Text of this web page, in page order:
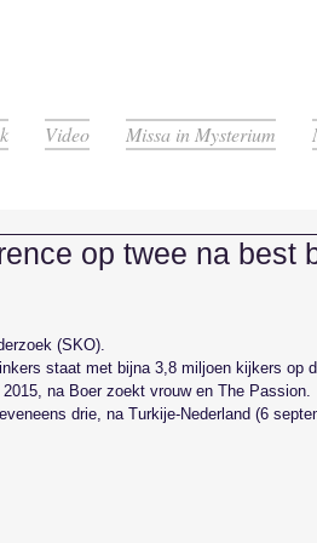
Video Missa in Mysterium
op twee na best
(SKO).
staat met bijna 3,8 miljoen kijkers op
na Boer zoekt vrouw en The Passion.
drie, na Turkije-Nederland (6